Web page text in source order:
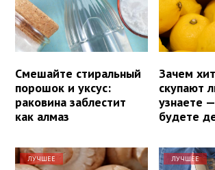
Смешайте стиральный
порошок и уксус:
раковина заблестит
как алмаз
Зачем
скупают
узнаете
будете
ЛУЧШЕЕ ЛУЧШЕЕ